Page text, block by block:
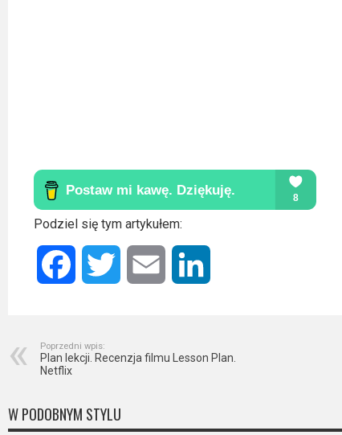
Podziel się tym artykułem:
Facebook Twitter Email
Poprzedni wpis:
Plan lekcji. Recenzja filmu Lesson Plan.
Netflix
W PODOBNYM STYLU